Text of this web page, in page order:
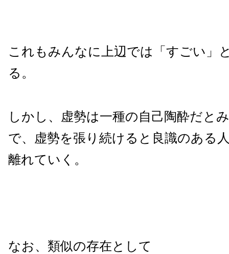
これもみんなに上辺では「すごい」
る。
しかし、虚勢は一種の自己陶酔だと
で、虚勢を張り続けると良識のある
離れていく。
なお、類似の存在として